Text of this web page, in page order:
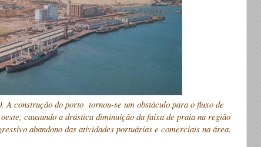
A construção do porto tornou-se um obstáculo para o fluxo de
causando a drástica diminuição da faixa de praia na região
abandono das atividades portuárias e comerciais na área.